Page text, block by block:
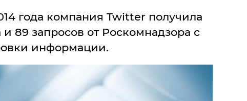
года компания Twitter получила
89 запросов от Роскомнадзора с
информации.